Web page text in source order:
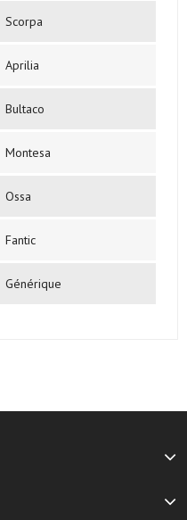
Scorpa
Aprilia
Bultaco
Montesa
Ossa
Fantic
Générique